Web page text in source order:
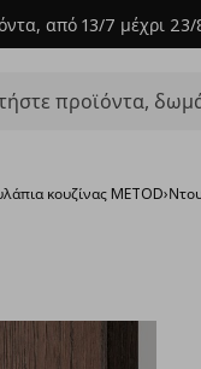
από 13/7 μέχρι 23/
κουζίνας METOD›